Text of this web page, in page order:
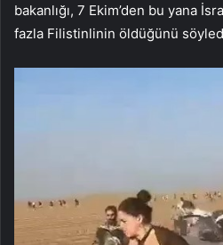
bakanlığı, 7 Ekim’den bu yana
fazla Filistinlinin öldüğünü